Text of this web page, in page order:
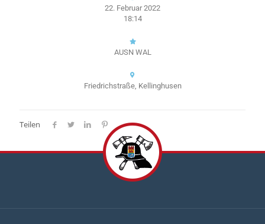
22. Februar 2022
18:14
AUSN WAL
Friedrichstraße, Kellinghusen
Teilen